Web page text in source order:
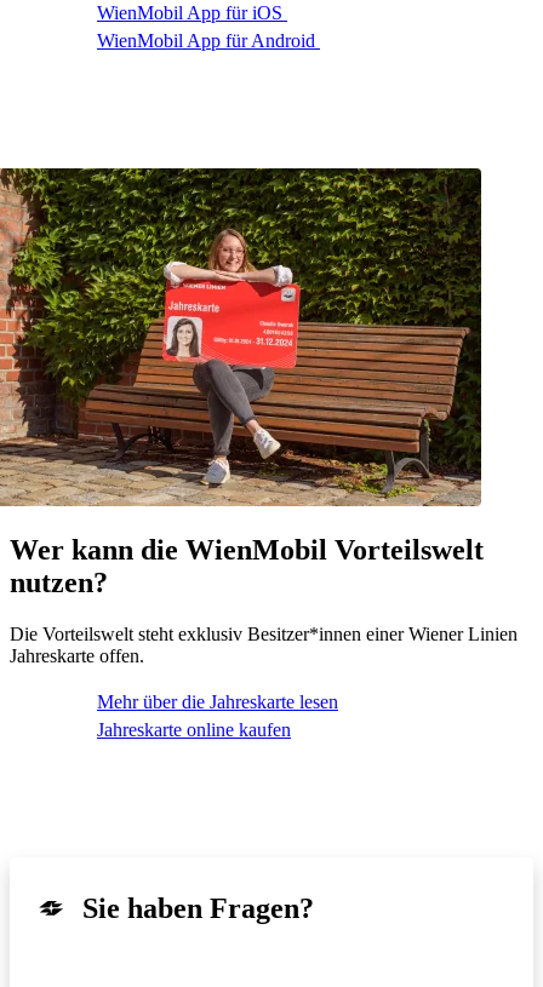
WienMobil App für iOS
WienMobil App für Android
Wer kann die WienMobil Vorteilswelt
nutzen?
Die Vorteilswelt steht exklusiv Besitzer*innen einer Wiener Linien
Jahreskarte offen.
Mehr über die Jahreskarte lesen
Jahreskarte online kaufen
Sie haben Fragen?